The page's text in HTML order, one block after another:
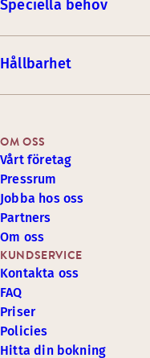
Speciella behov
Hållbarhet
KUNDSERVICE
Kontakta oss
FAQ
Priser
Policies
Hitta din bokning
OM OSS
Vårt företag
Pressrum
Jobba hos oss
Partners
Om oss